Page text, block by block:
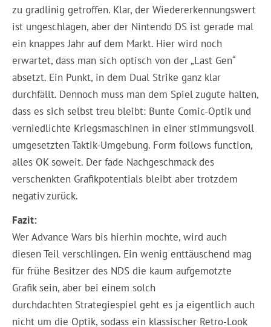
zu gradlinig getroffen. Klar, der Wiedererkennungswert
ist ungeschlagen, aber der Nintendo DS ist gerade mal
ein knappes Jahr auf dem Markt. Hier wird noch
erwartet, dass man sich optisch von der „Last Gen“
absetzt. Ein Punkt, in dem Dual Strike ganz klar
durchfällt. Dennoch muss man dem Spiel zugute halten,
dass es sich selbst treu bleibt: Bunte Comic-Optik und
verniedlichte Kriegsmaschinen in einer stimmungsvoll
umgesetzten Taktik-Umgebung. Form follows function,
alles OK soweit. Der fade Nachgeschmack des
verschenkten Grafikpotentials bleibt aber trotzdem
negativ zurück.
Fazit:
Wer Advance Wars bis hierhin mochte, wird auch
diesen Teil verschlingen. Ein wenig enttäuschend mag
für frühe Besitzer des NDS die kaum aufgemotzte
Grafik sein, aber bei einem solch
durchdachten Strategiespiel geht es ja eigentlich auch
nicht um die Optik, sodass ein klassischer Retro-Look